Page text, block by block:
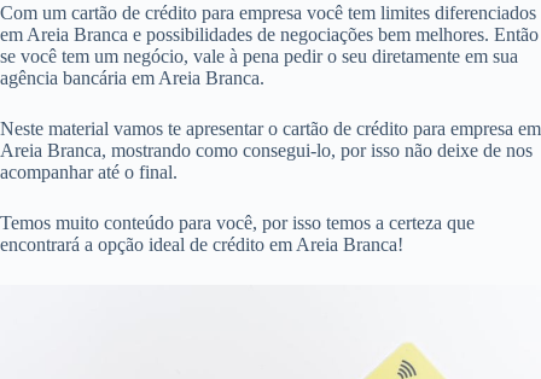
Com um cartão de crédito para empresa você tem limites diferenciados
em Areia Branca e possibilidades de negociações bem melhores. Então
se você tem um negócio, vale à pena pedir o seu diretamente em sua
agência bancária em Areia Branca.
Neste material vamos te apresentar o cartão de crédito para empresa em
Areia Branca, mostrando como consegui-lo, por isso não deixe de nos
acompanhar até o final.
Temos muito conteúdo para você, por isso temos a certeza que
encontrará a opção ideal de crédito em Areia Branca!